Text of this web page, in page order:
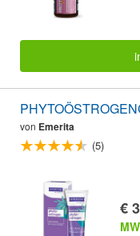
von Emerita
(5)
€